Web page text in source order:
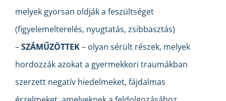
melyek gyorsan oldják a feszültséget
(figyelemelterelés, nyugtatás, zsibbasztás)
–SZÁMŰZÖTTEK– olyan sérült részek, melyek
hordozzák azokat a gyermekkori traumákban
szerzett negatív hiedelmeket, fájdalmas